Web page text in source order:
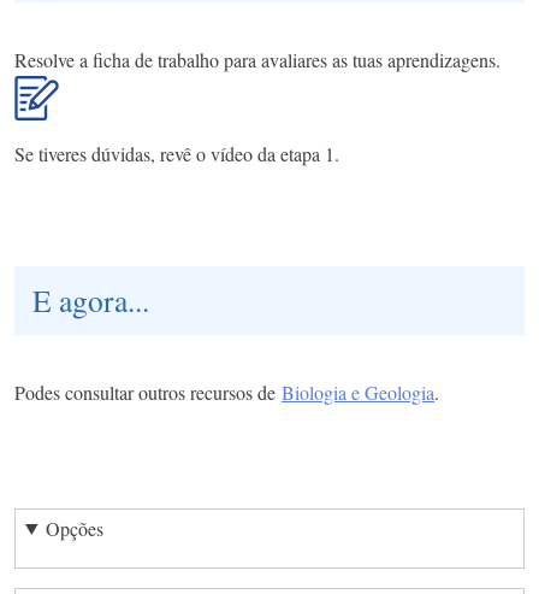
Resolve a ficha de trabalho para avaliares as tuas aprendizagens.
Se tiveres dúvidas, revê o vídeo da etapa 1.
E agora...
Podes consultar outros recursos de Biologia e Geologia.
Opções